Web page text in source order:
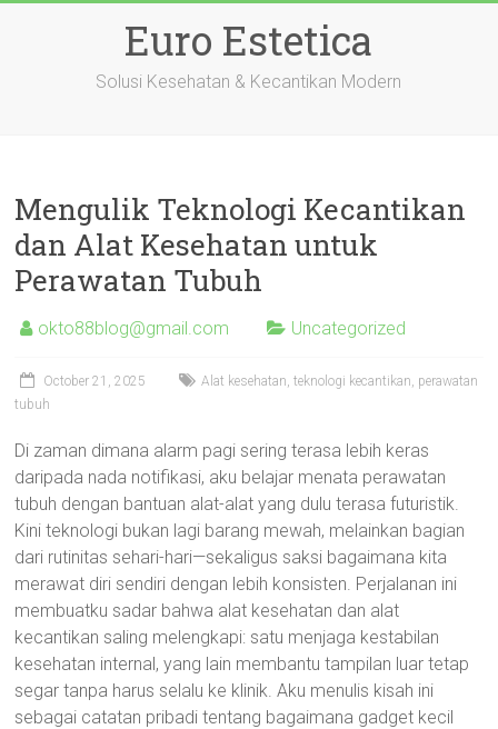
Euro Estetica
Solusi Kesehatan & Kecantikan Modern
Mengulik Teknologi Kecantikan
dan Alat Kesehatan untuk
Perawatan Tubuh
okto88blog@gmail.com Uncategorized
October 21, 2025
Alat kesehatan, teknologi kecantikan, perawatan
tubuh
Di zaman dimana alarm pagi sering terasa lebih keras
daripada nada notifikasi, aku belajar menata perawatan
tubuh dengan bantuan alat-alat yang dulu terasa futuristik.
Kini teknologi bukan lagi barang mewah, melainkan bagian
dari rutinitas sehari-hari—sekaligus saksi bagaimana kita
merawat diri sendiri dengan lebih konsisten. Perjalanan ini
membuatku sadar bahwa alat kesehatan dan alat
kecantikan saling melengkapi: satu menjaga kestabilan
kesehatan internal, yang lain membantu tampilan luar tetap
segar tanpa harus selalu ke klinik. Aku menulis kisah ini
sebagai catatan pribadi tentang bagaimana gadget kecil